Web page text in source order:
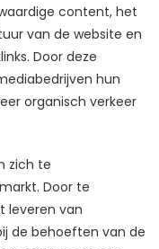
content, het
van de website en
Door deze
hun
organisch verkeer
zich te
Door te
leveren van
de behoeften van de